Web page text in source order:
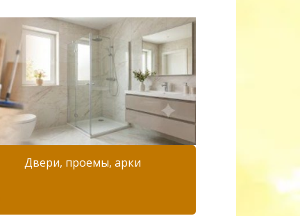
Двери, проемы, арки